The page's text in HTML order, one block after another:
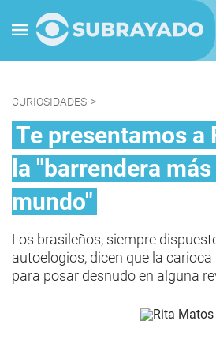
CURIOSIDADES >
Te presentamos a
la "barrendera más
mundo"
Los brasileños, siempre
autoelogios, dicen que la
para posar desnudo en alguna